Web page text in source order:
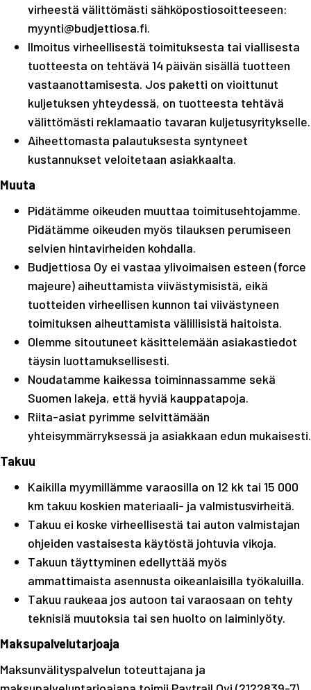
virheestä välittömästi sähköpostiosoitteeseen:
myynti@budjettiosa.fi.
Ilmoitus virheellisestä toimituksesta tai viallisesta
tuotteesta on tehtävä 14 päivän sisällä tuotteen
vastaanottamisesta. Jos paketti on vioittunut
kuljetuksen yhteydessä, on tuotteesta tehtävä
välittömästi reklamaatio tavaran kuljetusyritykselle.
Aiheettomasta palautuksesta syntyneet
kustannukset veloitetaan asiakkaalta.
Muuta
Pidätämme oikeuden muuttaa toimitusehtojamme.
Pidätämme oikeuden myös tilauksen perumiseen
selvien hintavirheiden kohdalla.
Budjettiosa Oy ei vastaa ylivoimaisen esteen (force
majeure) aiheuttamista viivästymisistä, eikä
tuotteiden virheellisen kunnon tai viivästyneen
toimituksen aiheuttamista välillisistä haitoista.
Olemme sitoutuneet käsittelemään asiakastiedot
täysin luottamuksellisesti.
Noudatamme kaikessa toiminnassamme sekä
Suomen lakeja, että hyviä kauppatapoja.
Riita-asiat pyrimme selvittämään
yhteisymmärryksessä ja asiakkaan edun mukaisesti.
Takuu
Kaikilla myymillämme varaosilla on 12 kk tai 15 000
km takuu koskien materiaali- ja valmistusvirheitä.
Takuu ei koske virheellisestä tai auton valmistajan
ohjeiden vastaisesta käytöstä johtuvia vikoja.
Takuun täyttyminen edellyttää myös
ammattimaista asennusta oikeanlaisilla työkaluilla.
Takuu raukeaa jos autoon tai varaosaan on tehty
teknisiä muutoksia tai sen huolto on laiminlyöty.
Maksupalvelutarjoaja
Maksunvälityspalvelun toteuttajana ja